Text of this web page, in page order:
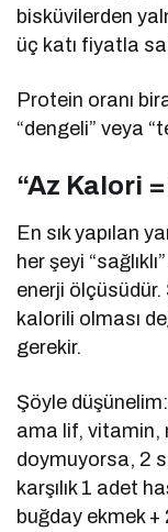
bisküvilerden
üç katı fiyatla
Protein oranı
“dengeli” veya
“Az Kalori =
En sık yapılan
her şeyi
enerji ölçüsüdür.
kalorili olması
gerekir.
Şöyle
ama lif, vitamin,
doymuyorsa, 2
karşılık 1 adet
buğday ekmek